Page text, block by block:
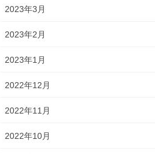
2023年3月
2023年2月
2023年1月
2022年12月
2022年11月
2022年10月